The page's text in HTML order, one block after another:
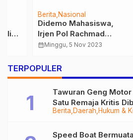
Nasional
Didemo Mahasiswa,
Irjen Pol Rachmad
Wibowo Temui Para
Ajak Diskusi
Minggu, 5 Nov 2023
…
TERPOPULER
Berita Daerah Hukum &
Tawuran Geng
Satu Remaja Kritis
Ditangkap
Speed Boat